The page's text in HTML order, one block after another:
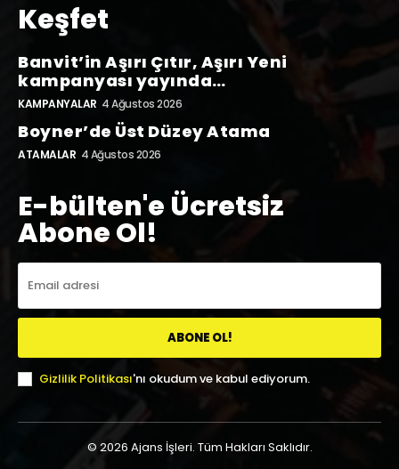
Keşfet
Banvit’in Aşırı Çıtır, Aşırı Yeni
kampanyası yayında…
KAMPANYALAR 4 Ağustos 2026
Boyner’de Üst Düzey Atama
ATAMALAR 4 Ağustos 2026
E-bülten'e Ücretsiz
Abone Ol!
ABONE OL!
Gizlilik Politikası'nı okudum ve kabul ediyorum.
© 2026 Ajans İşleri. Tüm Hakları Saklıdır.